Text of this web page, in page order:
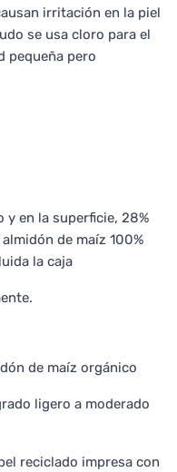
irritación en la piel
se usa cloro para el
pequeña pero
y en la superficie, 28%
de maíz 100%
la caja
de maíz orgánico
ligero a moderado
reciclado impresa con